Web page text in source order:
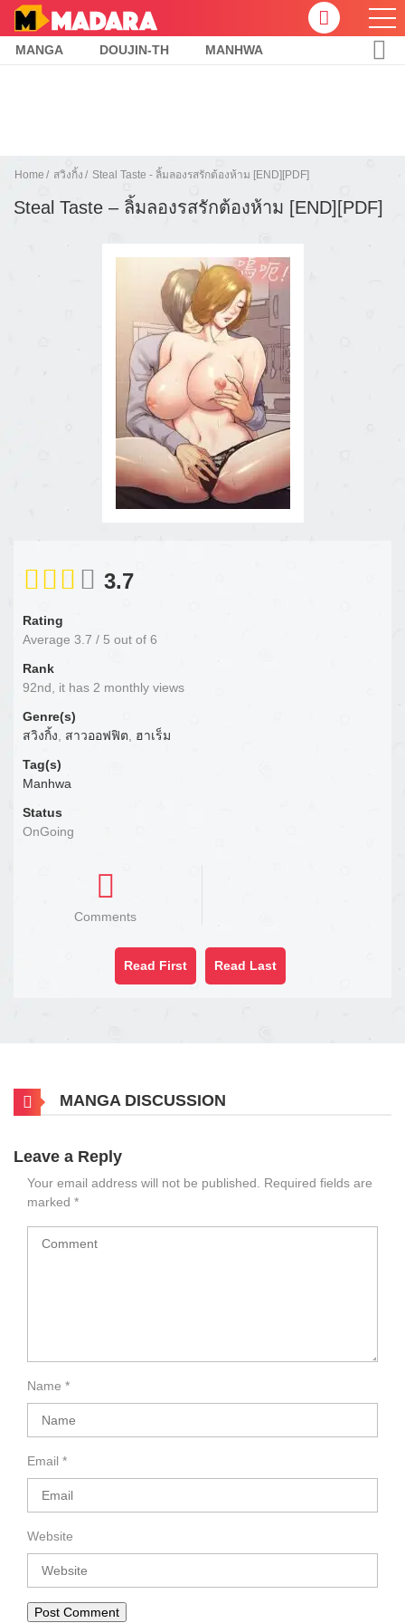
MANGA DOUJIN-TH MANHWA
Home สวิงกิ้ง Steal Taste - ลิ้มลองรสรักต้องห้าม [END][PDF]
Steal Taste – ลิ้มลองรสรักต้องห้าม [END][PDF]
3.7
Rating
Average 3.7 / 5 out of 6
Rank
92nd, it has 2 monthly views
Genre(s)
สวิงกิ้ง, สาวออฟฟิต, ฮาเร็ม
Tag(s)
Manhwa
Status
OnGoing
Comments
Read First Read Last
MANGA DISCUSSION
Leave a Reply
Your email address will not be published. Required fields are
marked *
Name *
Email *
Website